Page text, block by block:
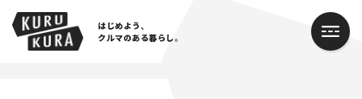
はじめよう、
クルマのある暮らし。